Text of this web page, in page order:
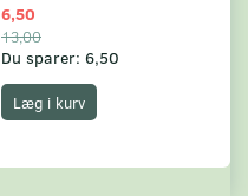
6,50
13,00
Du sparer: 6,50
Læg i kurv